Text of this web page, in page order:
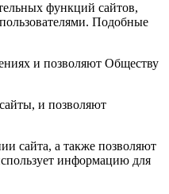
функций сайтов,
Подобные
и позволяют Обществу
и позволяют
сайта, а также позволяют
информацию для